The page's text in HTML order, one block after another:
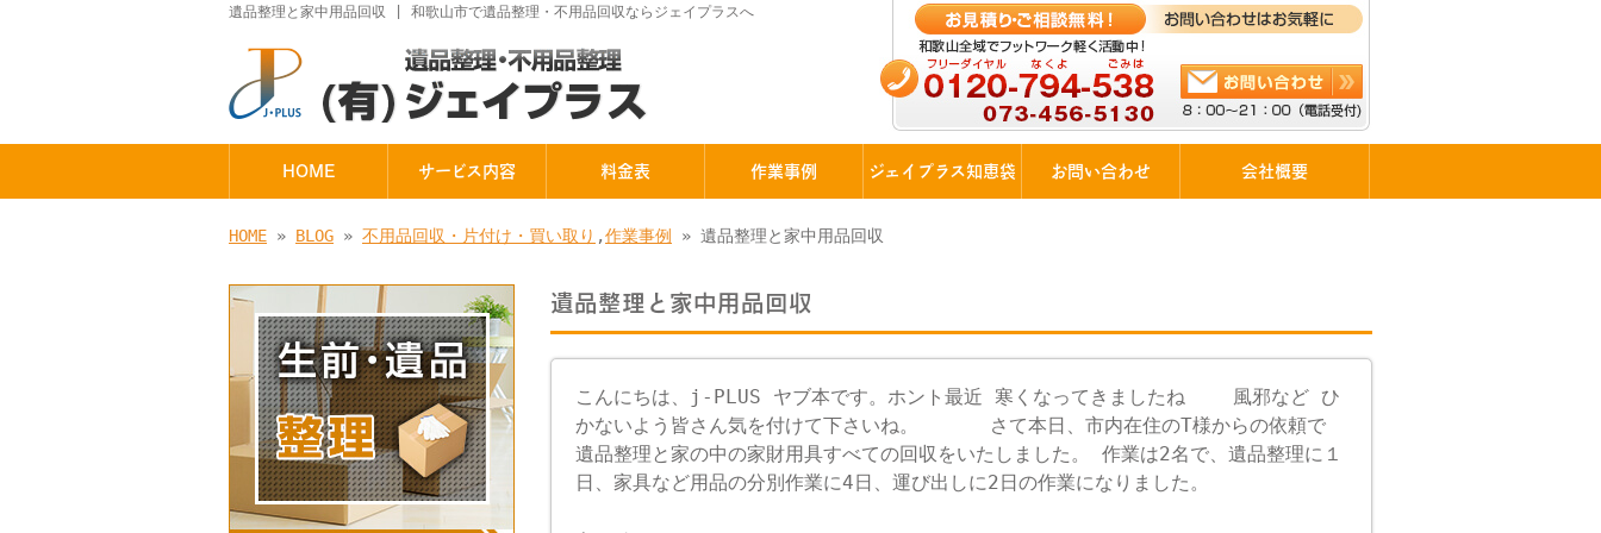
遺品整理と家中用品回収 | 和歌山市で遺品整理・不用品回収ならジェイプラスへ
HOME サービス内容 料金表 作業事例 ジェイプラス知恵袋 お問い合わせ 会社概要
HOME » BLOG » 不用品回収・片付け・買い取り ,作業事例 » 遺品整理と家中用品回収
遺品整理と家中用品回収
こんにちは、j-PLUS ヤブ本です。ホント最近 寒くなってきましたね 風邪など ひ
かないよう皆さん気を付けて下さいね。 さて本日、市内在住のT様からの依頼で
遺品整理と家の中の家財用具すべての回収をいたしました。 作業は2名で、遺品整理に１
日、家具など用品の分別作業に4日、運び出しに2日の作業になりました。